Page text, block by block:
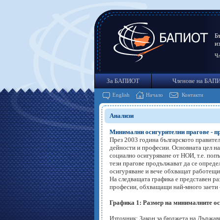
За БАПИОТ Членове на
English Начало Контакти
Анализи
Минимални осигурителни прагове -
През 2003 година българското
дейности и професии. Основната цел
социално осигуряване от НОИ, т.е.
тези прагове продължават да се
осигуряване и вече обхващат
На следващата графика е представен
професии, обхващащи най-много заети
Графика 1: Размер на минималните
Източник: Закон за бюджета на